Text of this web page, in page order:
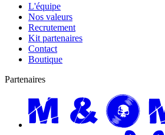
L'équipe
Nos valeurs
Recrutement
Kit partenaires
Contact
Boutique
Partenaires